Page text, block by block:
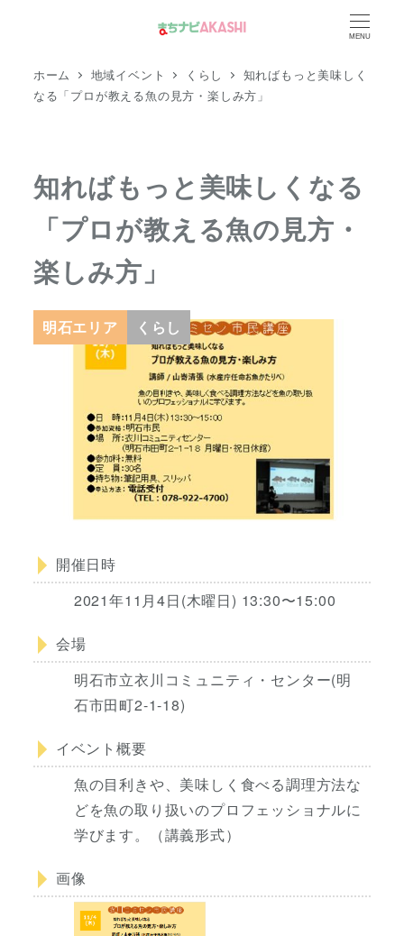
MENU
ホーム 地域イベント くらし
知ればもっと美味しく
なる「プロが教える魚の見方・楽しみ方」
知ればもっと美味しくなる
「プロが教える魚の見方・
楽しみ方」
明石エリア くらし
開催日時
2021年11月4日(木曜日) 13:30〜15:00
会場
明石市立衣川コミュニティ・センター(明
石市田町2-1-18)
イベント概要
魚の目利きや、美味しく食べる調理方法な
どを魚の取り扱いのプロフェッショナルに
学びます。（講義形式）
画像